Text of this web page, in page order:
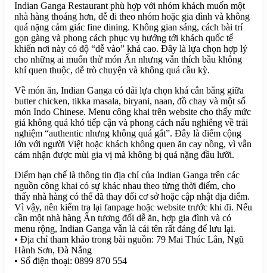
Indian Ganga Restaurant phù hợp với nhóm khách muốn một
nhà hàng thoáng hơn, dễ đi theo nhóm hoặc gia đình và không
quá nặng cảm giác fine dining. Không gian sáng, cách bài trí
gọn gàng và phong cách phục vụ hướng tới khách quốc tế
khiến nơi này có độ “dễ vào” khá cao. Đây là lựa chọn hợp lý
cho những ai muốn thử món Ấn nhưng vẫn thích bầu không
khí quen thuộc, dễ trò chuyện và không quá cầu kỳ.
Về món ăn, Indian Ganga có dải lựa chọn khá cân bằng giữa
butter chicken, tikka masala, biryani, naan, đồ chay và một số
món Indo Chinese. Menu công khai trên website cho thấy mức
giá không quá khó tiếp cận và phong cách nấu nghiêng về trải
nghiệm “authentic nhưng không quá gắt”. Đây là điểm cộng
lớn với người Việt hoặc khách không quen ăn cay nồng, vì vẫn
cảm nhận được mùi gia vị mà không bị quá nặng đầu lưỡi.
Điểm hạn chế là thông tin địa chỉ của Indian Ganga trên các
nguồn công khai có sự khác nhau theo từng thời điểm, cho
thấy nhà hàng có thể đã thay đổi cơ sở hoặc cập nhật địa điểm.
Vì vậy, nên kiểm tra lại fanpage hoặc website trước khi đi. Nếu
cần một nhà hàng Ấn tương đối dễ ăn, hợp gia đình và có
menu rộng, Indian Ganga vẫn là cái tên rất đáng để lưu lại.
• Địa chỉ tham khảo trong bài nguồn: 79 Mai Thúc Lân, Ngũ
Hành Sơn, Đà Nẵng
• Số điện thoại: 0899 870 554